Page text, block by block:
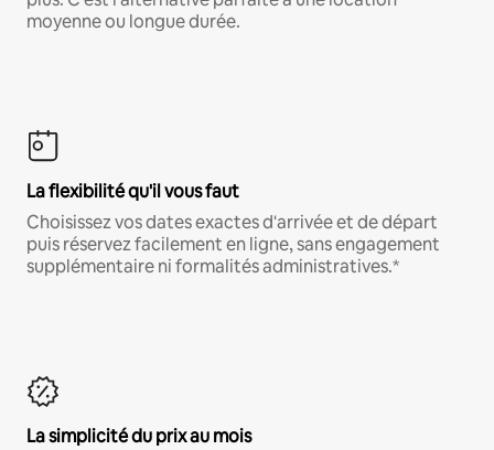
moyenne ou longue durée.
La flexibilité qu'il vous faut
Choisissez vos dates exactes d'arrivée et de départ
puis réservez facilement en ligne, sans engagement
supplémentaire ni formalités administratives.*
La simplicité du prix au mois